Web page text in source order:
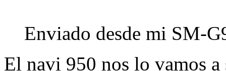
Enviado desde mi SM-
El navi 950 nos lo vamos